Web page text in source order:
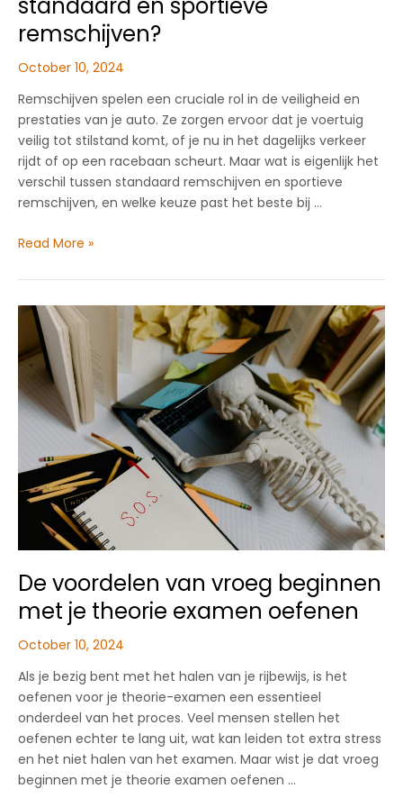
remschijven?
October 10, 2024
Remschijven spelen een cruciale rol in de veiligheid en
prestaties van je auto. Ze zorgen ervoor dat je voertuig
veilig tot stilstand komt, of je nu in het dagelijks verkeer
rijdt of op een racebaan scheurt. Maar wat is eigenlijk het
verschil tussen standaard remschijven en sportieve
remschijven, en welke keuze past het beste bij …
Wat
de
verschillen
tussen
standaard
en
sportieve
remschijven?
Read More »
De voordelen van vroeg beginnen
met je theorie examen oefenen
October 10, 2024
Als je bezig bent met het halen van je rijbewijs, is het
oefenen voor je theorie-examen een essentieel
onderdeel van het proces. Veel mensen stellen het
oefenen echter te lang uit, wat kan leiden tot extra stress
en het niet halen van het examen. Maar wist je dat vroeg
beginnen met je theorie examen oefenen …